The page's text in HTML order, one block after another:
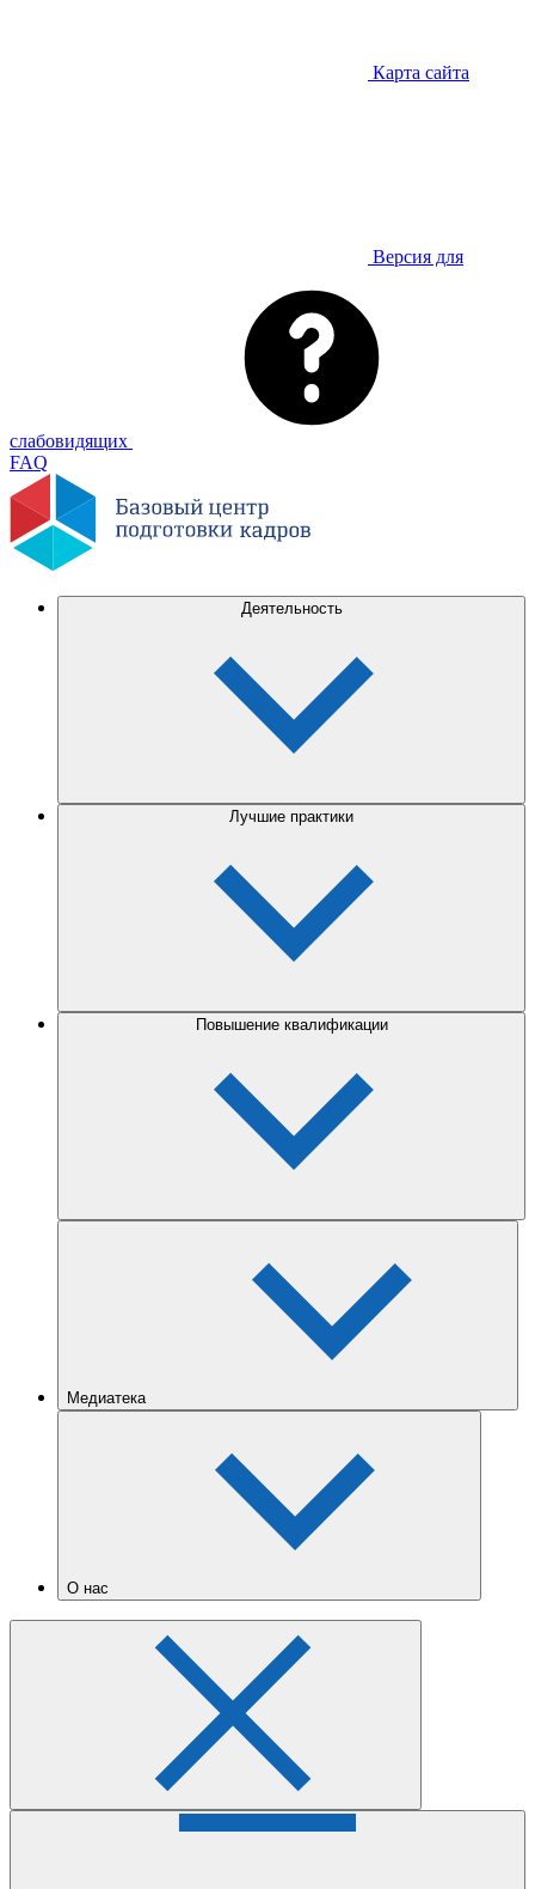
Карта сайта
Версия для
слабовидящих
FAQ
Деятельность
Лучшие практики
Повышение квалификации
Медиатека
О нас